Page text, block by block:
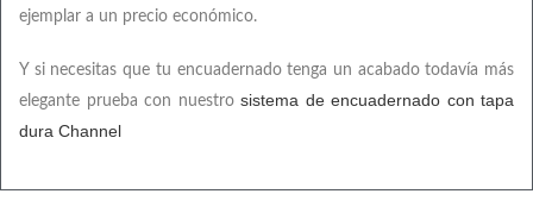
ejemplar a un precio económico.
Y si necesitas que tu encuadernado tenga un acabado todavía más
elegante prueba con nuestro sistema de encuadernado con tapa
dura Channel